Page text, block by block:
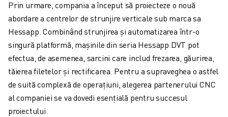
FANUC ACADEMY
SOLUȚII PENTRU INDUSTRII
SOLUȚII EDUCAȚIONALE
WORLDSKILLS ȘI TINERELE TALENTE
EVENIMENTE EDUCAȚIONALE
ȘTIRI ȘI MEDIA
ȘTIRI ȘI MEDIA
EVENIMENTE
EVENIMENTE EDUCAȚIONALE
Prin urmare, compania a început să proiecteze o nouă
abordare a centrelor de strunjire verticale sub marca sa
Hessapp. Combinând strunjirea și automatizarea într-o
singură platformă, mașinile din seria Hessapp DVT pot
efectua, de asemenea, sarcini care includ frezarea, găurirea,
tăierea filetelor și rectificarea. Pentru a supraveghea o astfel
de suită complexă de operațiuni, alegerea partenerului CNC
al companiei se va dovedi esențială pentru succesul
proiectului.